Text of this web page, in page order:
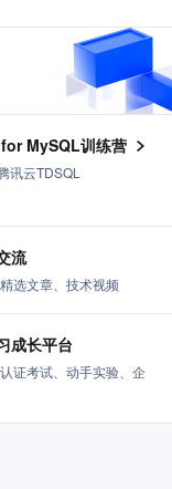
MySQL训练营
讯云TDSQL
流
选文章、技术视频
成长平台
证考试、动手实验、企